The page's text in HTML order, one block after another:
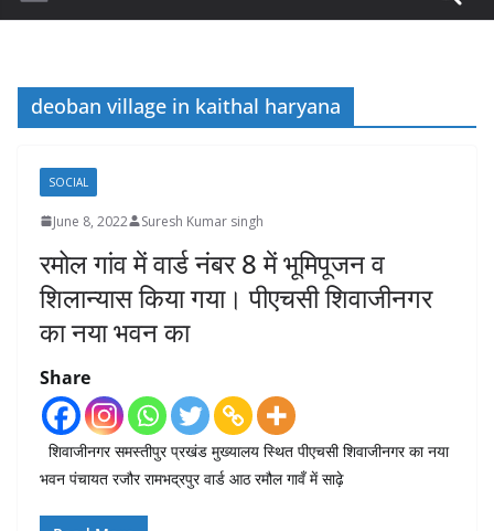
deoban village in kaithal haryana
SOCIAL
June 8, 2022 Suresh Kumar singh
रमोल गांव में वार्ड नंबर 8 में भूमिपूजन व
शिलान्यास किया गया। पीएचसी शिवाजीनगर
का नया भवन का
Share
शिवाजीनगर समस्तीपुर प्रखंड मुख्यालय स्थित पीएचसी शिवाजीनगर का नया
भवन पंचायत रजौर रामभद्रपुर वार्ड आठ रमौल गावँ में साढ़े